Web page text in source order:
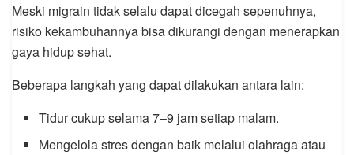
Meski migrain tidak selalu dapat dicegah sepenuhnya,
risiko kekambuhannya bisa dikurangi dengan menerapkan
gaya hidup sehat.
Beberapa langkah yang dapat dilakukan antara lain:
Tidur cukup selama 7–9 jam setiap malam.
Mengelola stres dengan baik melalui olahraga atau